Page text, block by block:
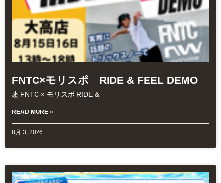
FNTC×モリスポ RIDE & FEEL DEMO
🏂 FNTC × モリスポ RIDE &
READ MORE »
8月 3, 2026